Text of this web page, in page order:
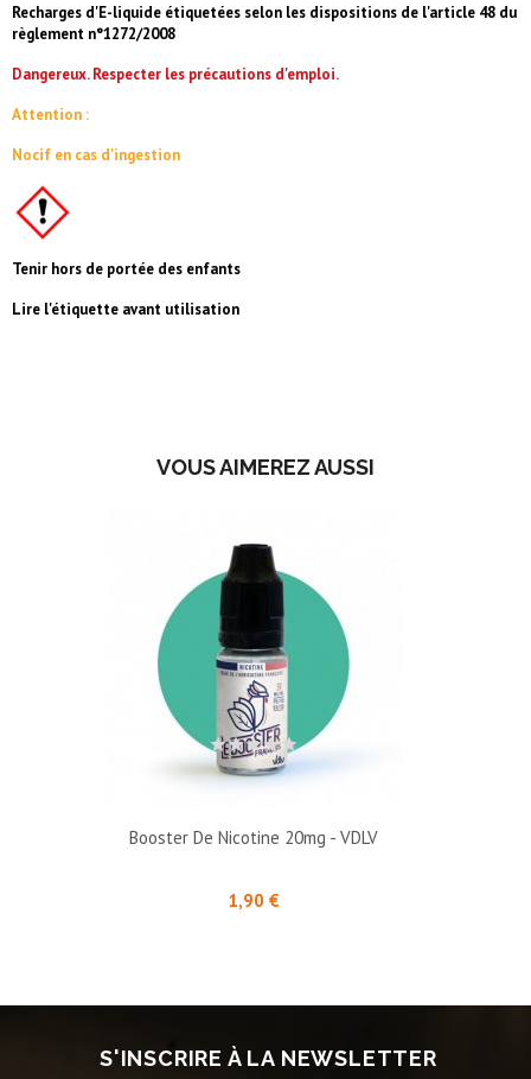
Recharges d'E-liquide étiquetées selon les dispositions de l'article 48 du
règlement n°1272/2008
Dangereux. Respecter les précautions d'emploi.
Attention :
Nocif en cas d'ingestion
Tenir hors de portée des enfants
Lire l'étiquette avant utilisation
VOUS AIMEREZ AUSSI
Booster De Nicotine 20mg - VDLV
1,90 €
S'INSCRIRE À LA NEWSLETTER